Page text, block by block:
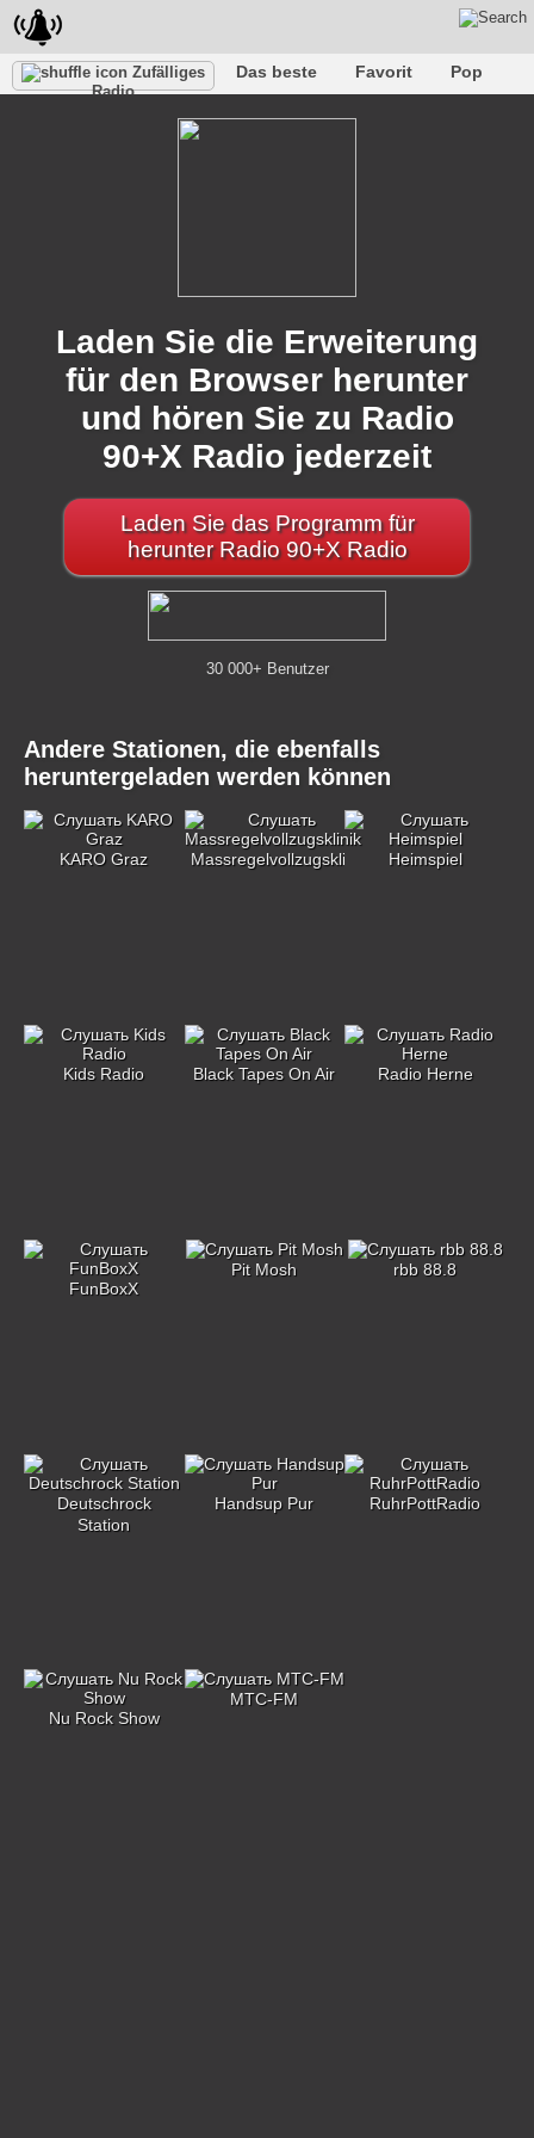
Zufälliges
Radio
Das beste Favorit
Pop
Falk
Laden Sie die Erweiterung
für den Browser herunter
und hören Sie zu Radio
90+X Radio jederzeit
Laden Sie das Programm für
herunter Radio 90+X Radio
30 000+ Benutzer
Andere Stationen, die ebenfalls
heruntergeladen werden können
KARO Graz Massregelvollzugsklinik Heimspiel
Kids Radio Black Tapes On Air Radio Herne
FunBoxX
Pit Mosh rbb 88.8
Deutschrock
Station
Handsup Pur RuhrPottRadio
Nu Rock Show
MTC-FM